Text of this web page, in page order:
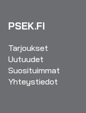
PSEK.FI
Tarjoukset
Uutuudet
Suosituimmat
Yhteystiedot